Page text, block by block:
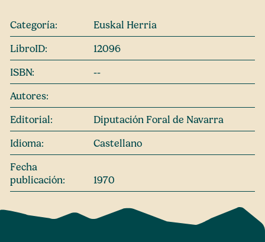
Categoría:
Euskal Herria
LibroID:
12096
ISBN:
--
Autores:
Editorial:
Diputación Foral de Navarra
Idioma:
Castellano
Fecha
publicación:
1970